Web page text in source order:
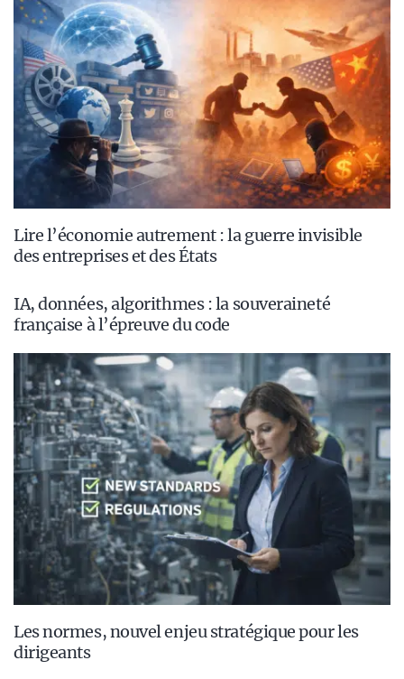
Lire l’économie autrement : la guerre invisible
des entreprises et des États
IA, données, algorithmes : la souveraineté
française à l’épreuve du code
Les normes, nouvel enjeu stratégique pour les
dirigeants